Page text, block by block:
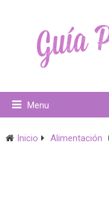
Menu
Inicio Alimentación